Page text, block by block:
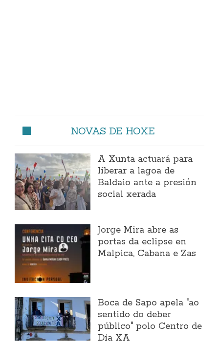
NOVAS DE HOXE
A Xunta actuará para
liberar a lagoa de
Baldaio ante a presión
social xerada
Jorge Mira abre as
portas da eclipse en
Malpica, Cabana e Zas
Boca de Sapo apela "ao
sentido do deber
público" polo Centro de
Día XA